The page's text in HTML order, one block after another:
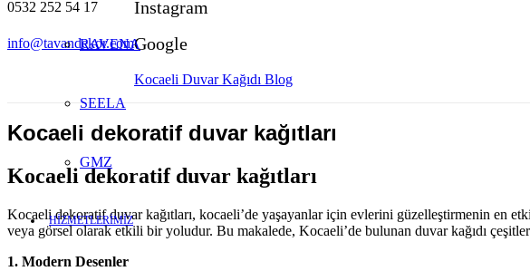
0532 252 54 17
info@tavandekor.com
Instagram
Google
Kocaeli Duvar Kağıdı Blog
RAVENA
SEELA
GMZ
HİZMETLERİMİZ
Kocaeli dekoratif duvar kağıtları
Kocaeli dekoratif duvar kağıtları
Kocaeli dekoratif duvar kağıtları, kocaeli’de yaşayanlar için evlerini güzelleştirmenin en
veya görsel olarak etkili bir yoludur. Bu makalede, Kocaeli’de bulunan duvar kağıdı
1. Modern Desenler